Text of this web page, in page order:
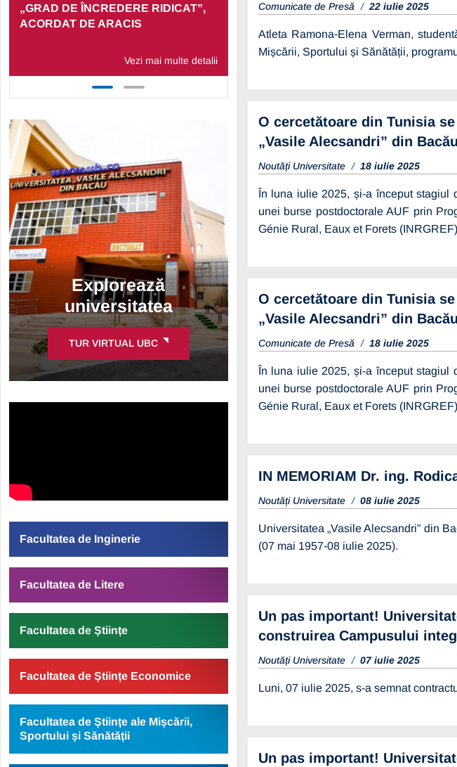
„GRAD DE ÎNCREDERE RIDICAT”,
ACORDAT DE ARACIS
Vezi mai multe detalii
PARTENERI – OPERATORI
Vezi mai multe detalii
Explorează
universitatea
TUR VIRTUAL UBC
Facultatea de Inginerie
Facultatea de Litere
Facultatea de Științe
Facultatea de Științe Economice
Facultatea de Științe ale Mișcării,
Sportului și Sănătății
Comunicate de Presă 22 iulie 2025
Atleta Ramona-Elena Verman,
Mișcării, Sportului și Sănătății,
O cercetătoare din Tunisia
„Vasile Alecsandri” din Bacău
Noutăți Universitate 18 iulie 2025
În luna iulie 2025, și-a început stagiul
unei burse postdoctorale AUF prin
Génie Rural, Eaux et Forets
O cercetătoare din Tunisia
„Vasile Alecsandri” din Bacău
Comunicate de Presă 18 iulie 2025
În luna iulie 2025, și-a început stagiul
unei burse postdoctorale AUF prin
Génie Rural, Eaux et Forets
IN MEMORIAM Dr. ing.
Noutăți Universitate 08 iulie 2025
Universitatea „Vasile Alecsandri” din
(07 mai 1957-08 iulie 2025).
Un pas important!
construirea Campusului
Noutăți Universitate 07 iulie 2025
Luni, 07 iulie 2025, s-a semnat
Un pas important!